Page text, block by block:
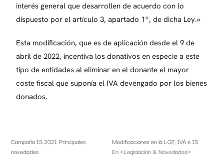
interés general que desarrollen de acuerdo con lo
dispuesto por el artículo 3, apartado 1º, de dicha Ley.»
Esta modificación, que es de aplicación desde el 9 de
abril de 2022, incentiva los donativos en especie a este
tipo de entidades al eliminar en el donante el mayor
coste fiscal que suponía el IVA devengado por los bienes
donados.
Campaña IS 2021. Principales
novedades
Modificaciones en la LGT, IVA e IS
En «Legislación & Novedades»